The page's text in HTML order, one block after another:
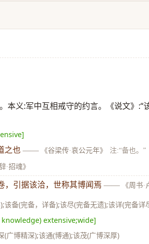
本义:军中互相戒守的约言。《说文》:“
之也 —— 《谷梁传·哀公元年》 注:“备也。”
·招魂》
，引据该洽，世称其博闻焉 —— 《周书·
该备(完备，详备);该尽(完备无遗);该详(完备详
extensive;wide]
(广博精深);该通(博通);该茂(广博深厚)